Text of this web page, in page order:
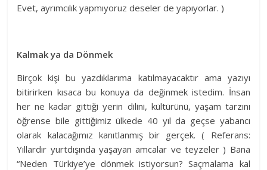
Evet, ayrımcılık yapmıyoruz deseler de yapıyorlar. )
Kalmak ya da Dönmek
Birçok kişi bu yazdıklarıma katılmayacaktır ama yazıyı
bitirirken kısaca bu konuya da değinmek istedim. İnsan
her ne kadar gittiği yerin dilini, kültürünü, yaşam tarzını
öğrense bile gittiğimiz ülkede 40 yıl da geçse yabancı
olarak kalacağımız kanıtlanmış bir gerçek. ( Referans:
Yıllardır yurtdışında yaşayan amcalar ve teyzeler ) Bana
“Neden Türkiye’ye dönmek istiyorsun? Saçmalama kal